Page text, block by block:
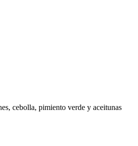
cebolla, pimiento verde y aceitunas